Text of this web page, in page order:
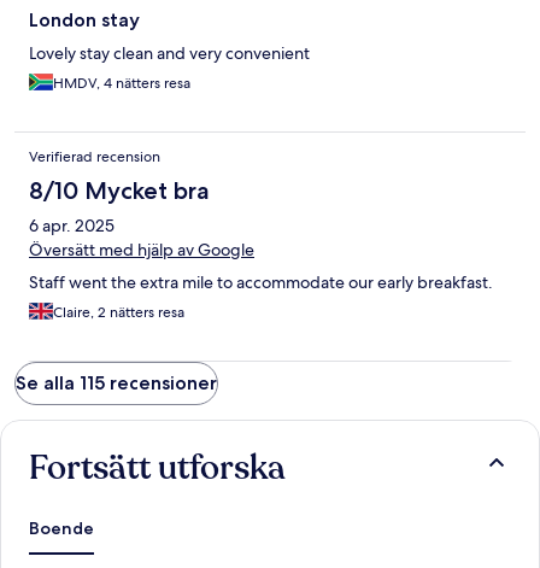
London stay
Lovely stay clean and very convenient
HMDV, 4 nätters resa
Verifierad recension
8/10 Mycket bra
6 apr. 2025
Översätt med hjälp av Google
Staff went the extra mile to accommodate our early breakfast.
Claire, 2 nätters resa
Se alla 115 recensioner
Fortsätt utforska
Boende